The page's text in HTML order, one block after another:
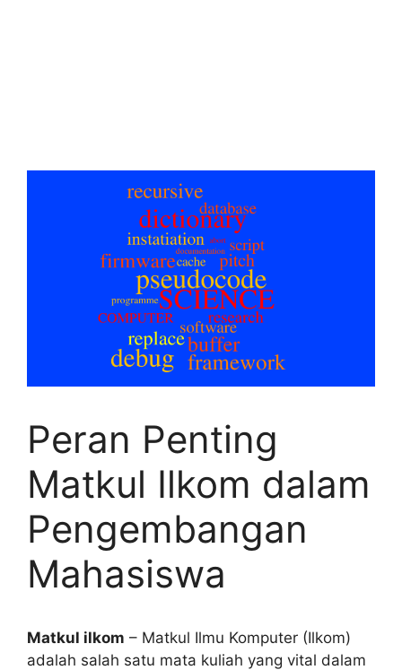
Peran Penting
Matkul Ilkom dalam
Pengembangan
Mahasiswa
Matkul ilkom – Matkul Ilmu Komputer (Ilkom)
adalah salah satu mata kuliah yang vital dalam